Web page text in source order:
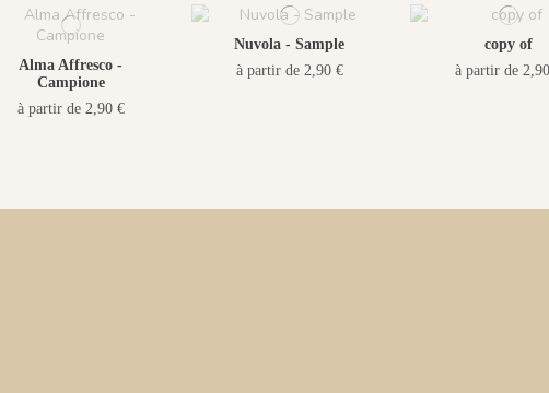
Alma Affresco -
Campione
à partir de 2,90 €
Nuvola - Sample
à partir de 2,90 €
copy of
à partir de